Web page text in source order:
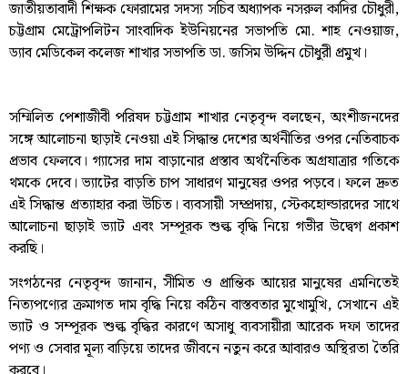
জাতীয়তাবাদী শিক্ষক ফোরামের সদস্য সচিব অধ্যাপক নসরুল কাদির চৌধুরী,
চট্টগ্রাম মেট্রোপলিটন সাংবাদিক ইউনিয়নের সভাপতি মো. শাহ নেওয়াজ,
ড্যাব মেডিকেল কলেজ শাখার সভাপতি ডা. জসিম উদ্দিন চৌধুরী প্রমুখ।
সম্মিলিত পেশাজীবী পরিষদ চট্টগ্রাম শাখার নেতৃবৃন্দ বলছেন, অংশীজনদের
সঙ্গে আলোচনা ছাড়াই নেওয়া এই সিদ্ধান্ত দেশের অর্থনীতির ওপর নেতিবাচক
প্রভাব ফেলবে। গ্যাসের দাম বাড়ানোর প্রস্তাব অর্থনৈতিক অগ্রযাত্রার গতিকে
থমকে দেবে। ভ্যাটের বাড়তি চাপ সাধারণ মানুষের ওপর পড়বে। ফলে দ্রুত
এই সিদ্ধান্ত প্রত্যাহার করা উচিত। ব্যবসায়ী সম্প্রদায়, স্টেকহোল্ডারদের সাথে
আলোচনা ছাড়াই ভ্যাট এবং সম্পূরক শুল্ক বৃদ্ধি নিয়ে গভীর উদ্বেগ প্রকাশ
করছি।
সংগঠনের নেতৃবৃন্দ জানান, সীমিত ও প্রান্তিক আয়ের মানুষের এমনিতেই
নিত্যপণ্যের ক্রমাগত দাম বৃদ্ধি নিয়ে কঠিন বাস্তবতার মুখোমুখি, সেখানে এই
ভ্যাট ও সম্পূরক শুল্ক বৃদ্ধির কারণে অসাধু ব্যবসায়ীরা আরেক দফা তাদের
পণ্য ও সেবার মূল্য বাড়িয়ে তাদের জীবনে নতুন করে আবারও অস্থিরতা তৈরি